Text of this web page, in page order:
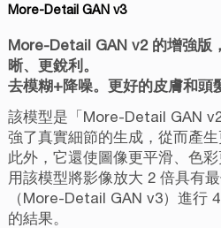
More-Detail GAN v3
More-Detail GAN v2 的增強版
晰、更銳利。
去模糊+降噪。更好的皮膚和頭
該模型是「More-Detail GAN
強了真實細節的生成，從而產生
此外，它還使圖像更平滑、色
用該模型將影像放大 2 倍具有
（More-Detail GAN v3）進行
的結果。